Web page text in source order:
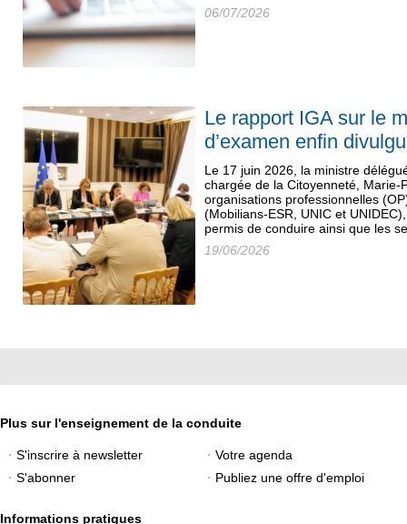
06/07/2026
Le rapport IGA sur le
d’examen enfin
Le 17 juin 2026, la ministre
chargée de la Citoyenneté, Marie-
organisations professionnelles
(Mobilians-ESR, UNIC et
permis de conduire ainsi que les
19/06/2026
Plus sur l'enseignement de la conduite
S'inscrire à newsletter
Votre agenda
S'abonner
Publiez une offre d'emploi
Informations pratiques